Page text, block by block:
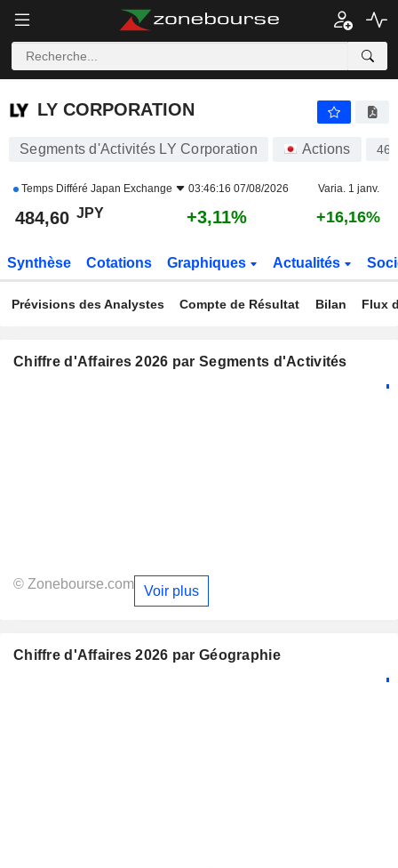
LY CORPORATION
LY CORPORATION
Segments d'Activités LY Corporation Actions
Temps Différé Japan Exchange 03:46:16 07/08/2026 Varia. 1 janv.
484,60 JPY +3,11% +16,16%
Synthèse Cotations Graphiques Actualités
Prévisions des Analystes Compte de Résultat Bilan Flux
Chiffre d'Affaires 2026 par Segments d'Activités
© Zonebourse.com Voir plus
Chiffre d'Affaires 2026 par Géographie